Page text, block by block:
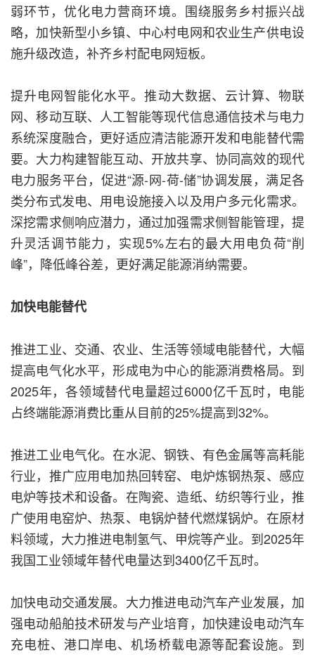
弱环节，优化电力营商环境。围绕服务乡村振兴战
略，加快新型小乡镇、中心村电网和农业生产供电设
施升级改造，补齐乡村配电网短板。
提升电网智能化水平。推动大数据、云计算、物联
网、移动互联、人工智能等现代信息通信技术与电力
系统深度融合，更好适应清洁能源开发和电能替代需
要。大力构建智能互动、开放共享、协同高效的现代
电力服务平台，促进“源-网-荷-储”协调发展，满足各
类分布式发电、用电设施接入以及用户多元化需求。
深挖需求侧响应潜力，通过加强需求侧智能管理，提
升灵活调节能力，实现5%左右的最大用电负荷“削
峰”，降低峰谷差，更好满足能源消纳需要。
加快电能替代
推进工业、交通、农业、生活等领域电能替代，大幅
提高电气化水平，形成电为中心的能源消费格局。到
2025年，各领域替代电量超过6000亿千瓦时，电能
占终端能源消费比重从目前的25%提高到32%。
推进工业电气化。在水泥、钢铁、有色金属等高耗能
行业，推广应用电加热回转窑、电炉炼钢热泵、感应
电炉等技术和设备。在陶瓷、造纸、纺织等行业，推
广使用电窑炉、热泵、电锅炉替代燃煤锅炉。在原材
料领域，大力推进电制氢气、甲烷等产业。到2025年
我国工业领域年替代电量达到3400亿千瓦时。
加快电动交通发展。大力推进电动汽车产业发展，加
强电动船舶技术研发与产业培育，加快建设电动汽车
充电桩、港口岸电、机场桥载电源等配套设施。到